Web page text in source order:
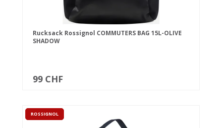
Rucksack Rossignol COMMUTERS BAG 15L-OLIVE
SHADOW
99 CHF
ROSSIGNOL